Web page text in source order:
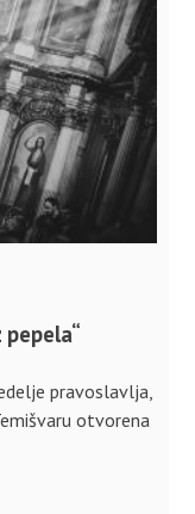
pravoslavlja,
otvorena